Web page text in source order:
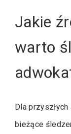
Jakie
warto
Dla
bieżące